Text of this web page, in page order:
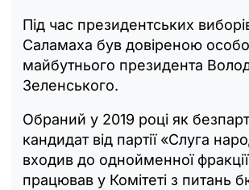
Під час президентських
Саламаха був довіреною
майбутнього президента
Зеленського.
Обраний у 2019 році як
кандидат від партії «Слуга
входив до однойменної фракції
працював у Комітеті з питань